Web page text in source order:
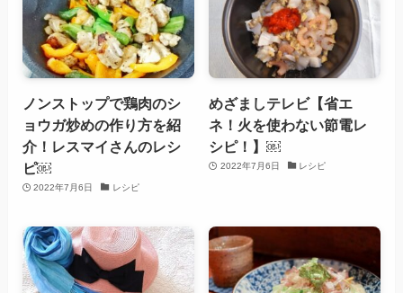
ノンストップで鶏肉のシ
ョウガ炒めの作り方を紹
介！レスマイさんのレシ
ピ￼
2022年7月6日 レシピ
めざましテレビ【省エ
ネ！火を使わない節電レ
シピ！】￼
2022年7月6日 レシピ